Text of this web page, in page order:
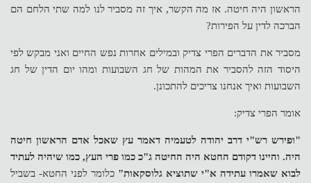
הראשון היה חיטה. אז מה הקשר, איך זה מסביר לנו למה שתי הלחם הם
הברכה לדין על הפירות?
מסביר את הדברים הפרי צדיק ובמילים אחרות נפש החיים ואני מבקש לפי
היסוד הזה להסביר את המהות של חג השבועות ומהו יום הדין של חג
השבועות ואיך אנחנו צריכים להתכונן.
אומר הפרי צדיק:
"ופירש רש"י דרב יהודה לטעמיה דאמר עץ שאכל אדם הראשון חיטה
היה. והיינו דקודם החטא היה החיטה ג"כ כמו פרי העץ, כמו שיהיה לעתיד
לבוא שאמרו עתידה א"י שתוציא גלוסקאות" כלומר לפני החטא- בשביל